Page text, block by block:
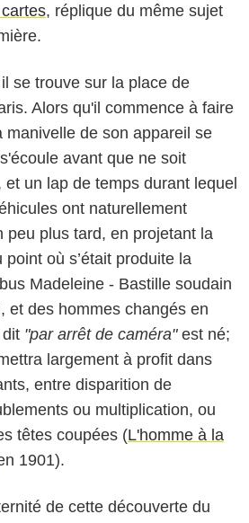
, réplique du même sujet
se trouve sur la place de
Alors qu'il commence à faire
manivelle de son appareil se
avant que ne soit
et un lap de temps durant lequel
ont naturellement
peu plus tard, en projetant la
où s’était produite la
Madeleine - Bastille soudain
et des hommes changés en
"par arrêt de caméra"est né;
largement à profit dans
entre disparition de
ou multiplication, ou
têtes coupées (L'homme à la
1901).
de cette découverte du